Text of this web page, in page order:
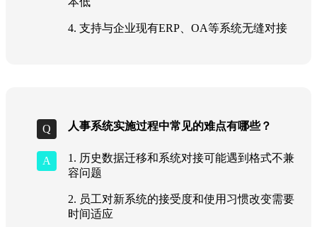
4. 支持与企业现有ERP、OA等系统无缝对接
人事系统实施过程中常见的难点有哪些？
1. 历史数据迁移和系统对接可能遇到格式不兼
容问题
2. 员工对新系统的接受度和使用习惯改变需要
时间适应